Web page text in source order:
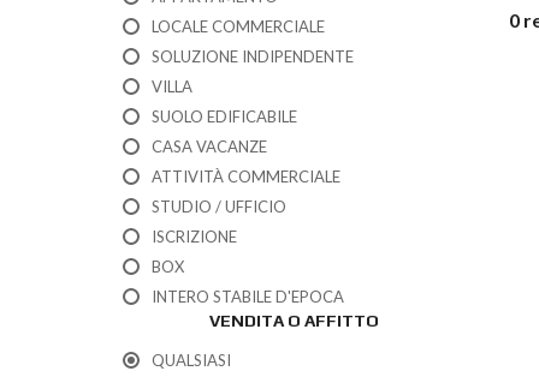
LOCALE COMMERCIALE
SOLUZIONE INDIPENDENTE
VILLA
SUOLO EDIFICABILE
CASA VACANZE
ATTIVITÀ COMMERCIALE
STUDIO / UFFICIO
ISCRIZIONE
BOX
INTERO STABILE D'EPOCA
VENDITA O AFFITTO
QUALSIASI
0